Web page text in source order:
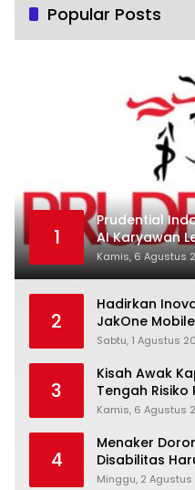
Popular Posts
1
Prudential
AI Karyawan
Kamis, 6 Agustus
2
Hadirkan
JakOne
Raih Digital
Sabtu, 1 Agustus
3
Kisah Awak
Tengah
Kamis, 6 Agustus
4
Menaker
Disabilitas
Setara
Minggu, 2 Agustus